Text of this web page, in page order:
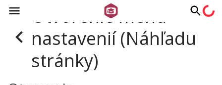
Otvorenie menu
nastavenií (Náhľadu
stránky)